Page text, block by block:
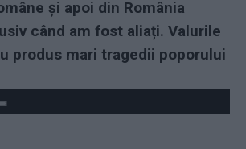
și apoi din România
când am fost aliați. Valurile
produs mari tragedii poporului